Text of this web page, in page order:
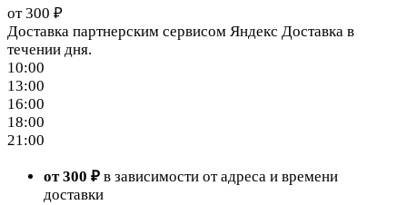
от 300 ₽
Доставка партнерским сервисом Яндекс Доставка в
течении дня.
10:00
13:00
16:00
18:00
21:00
от 300 ₽ в зависимости от адреса и времени
доставки